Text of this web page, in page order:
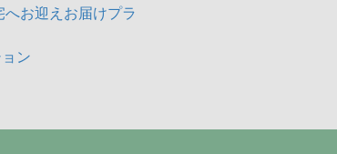
へお迎えお届けプラ
ン